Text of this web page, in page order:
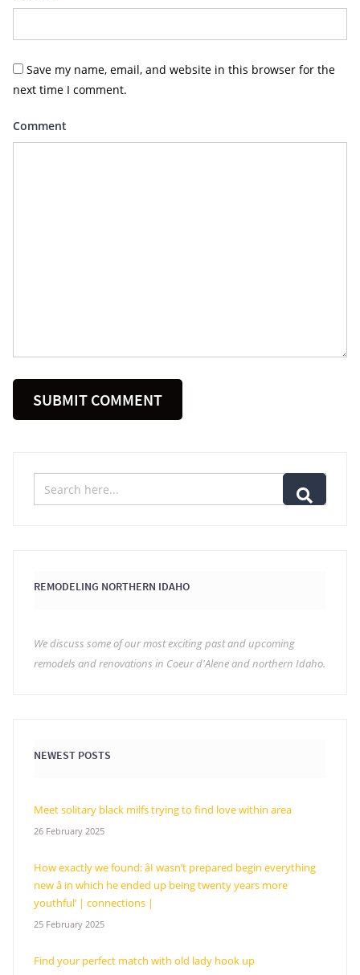
Save my name, email, and website in this browser for the
next time I comment.
Comment
REMODELING NORTHERN IDAHO
We discuss some of our most exciting past and upcoming
remodels and renovations in Coeur d'Alene and northern Idaho.
NEWEST POSTS
Meet solitary black milfs trying to find love within area
26 February 2025
How exactly we found: âI wasn’t prepared begin everything
new â in which he ended up being twenty years more
youthful’ | connections |
25 February 2025
Find your perfect match with old lady hook up